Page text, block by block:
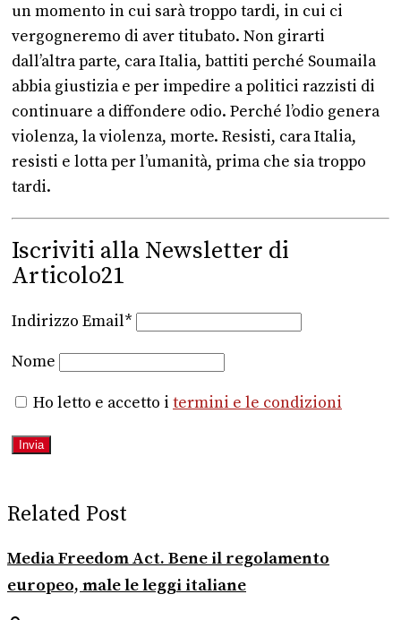
un momento in cui sarà troppo tardi, in cui ci
vergogneremo di aver titubato. Non girarti
dall’altra parte, cara Italia, battiti perché Soumaila
abbia giustizia e per impedire a politici razzisti di
continuare a diffondere odio. Perché l’odio genera
violenza, la violenza, morte. Resisti, cara Italia,
resisti e lotta per l’umanità, prima che sia troppo
tardi.
Iscriviti alla Newsletter di
Articolo21
Indirizzo Email*
Nome
Ho letto e accetto i termini e le condizioni
Related Post
Media Freedom Act. Bene il regolamento
europeo, male le leggi italiane